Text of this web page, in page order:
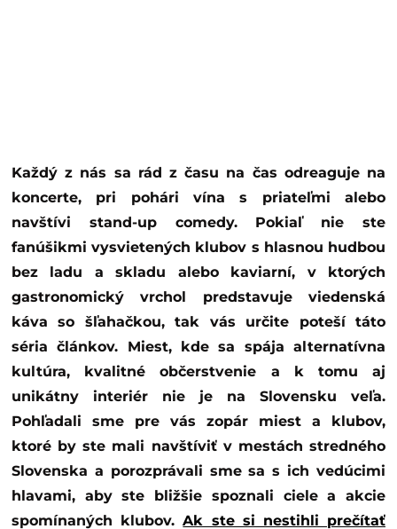
Každý z nás sa rád z času na čas odreaguje na
koncerte, pri pohári vína s priateľmi alebo
navštívi stand-up comedy. Pokiaľ nie ste
fanúšikmi vysvietených klubov s hlasnou hudbou
bez ladu a skladu alebo kaviarní, v ktorých
gastronomický vrchol predstavuje viedenská
káva so šľahačkou, tak vás určite poteší táto
séria článkov. Miest, kde sa spája alternatívna
kultúra, kvalitné občerstvenie a k tomu aj
unikátny interiér nie je na Slovensku veľa.
Pohľadali sme pre vás zopár miest a klubov,
ktoré by ste mali navštíviť v mestách stredného
Slovenska a porozprávali sme sa s ich vedúcimi
hlavami, aby ste bližšie spoznali ciele a akcie
spomínaných klubov.Ak ste si nestihli prečítať